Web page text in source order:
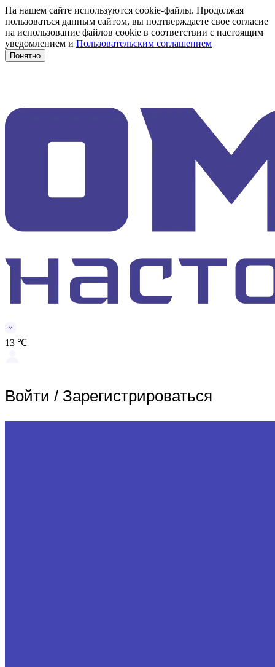
На нашем сайте используются cookie-файлы. Продолжая
пользоваться данным сайтом, вы подтверждаете свое согласие
на использование файлов cookie в соответствии с настоящим
уведомлением и Пользовательским соглашением
Понятно
13 ℃
Войти / Зарегистрироваться